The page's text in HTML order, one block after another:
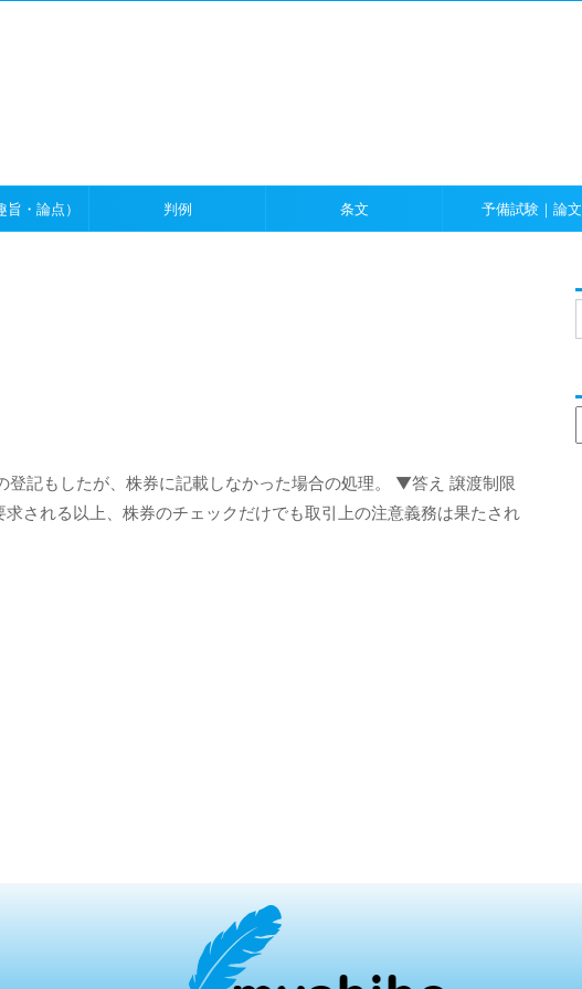
・論点） 判例 条文 予備試験｜論文
登記もしたが、株券に記載しなかった場合の処理。 ▼答え 譲渡制限
される以上、株券のチェックだけでも取引上の注意義務は果たされ